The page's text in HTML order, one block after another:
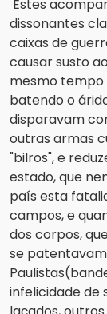
Estes
dissonantes
caixas de
causar susto
mesmo tempo
batendo o
disparavam
outras armas
"bilros", e
estado, que
país esta
campos, e
dos corpos,
se
infelicidade de